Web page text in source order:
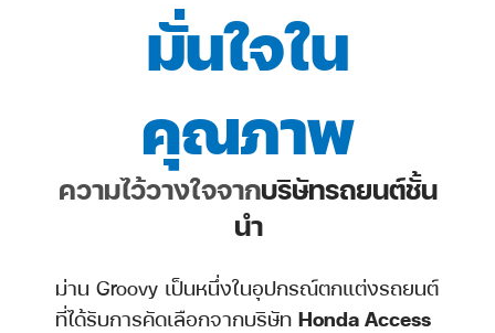
มั่นใจใน
คุณภาพ
ความไว้วางใจจากบริษัทรถยนต์ชั้น
นำ
ม่าน Groovy เป็นหนึ่งในอุปกรณ์ตกแต่งรถยนต์
ที่ได้รับการคัดเลือกจากบริษัท Honda Access